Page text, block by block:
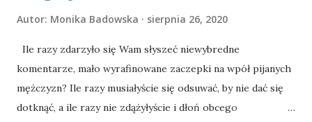
Autor: Monika Badowska sierpnia 26, 2020
Ile razy zdarzyło się Wam słyszeć niewybredne
komentarze, mało wyrafinowane zaczepki na wpół pijanych
mężczyzn? Ile razy musiałyście się odsuwać, by nie dać się
dotknąć, a ile razy nie zdążyłyście i dłoń obcego